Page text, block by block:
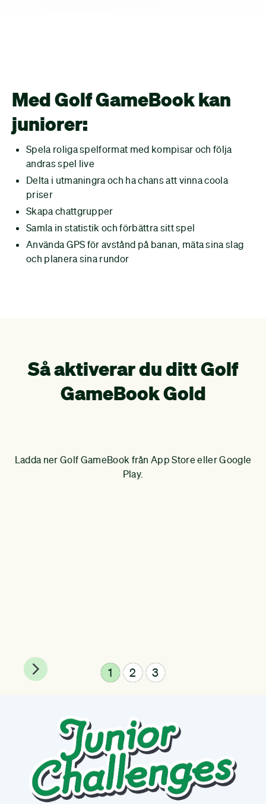
Med Golf GameBook kan
juniorer:
Spela roliga spelformat med kompisar och följa
andras spel live
Delta i utmaningra och ha chans att vinna coola
priser
Skapa chattgrupper
Samla in statistik och förbättra sitt spel
Använda GPS för avstånd på banan, mäta sina slag
och planera sina rundor
Så aktiverar du ditt Golf
GameBook Gold
Ladda ner Golf GameBook från App Store eller Google
Play.
1 2 3